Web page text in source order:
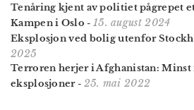
Tenåring kjent av politiet pågrepet
Kampen i Oslo - 15. august 2024
Eksplosjon ved bolig utenfor
2025
Terroren herjer i Afghanistan: Minst
eksplosjoner- 25. mai 2022